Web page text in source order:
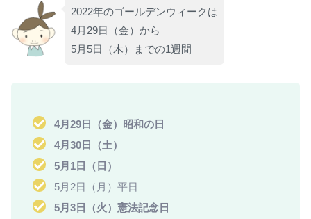
2022年のゴールデンウィークは
4月29日（金）から
5月5日（木）までの1週間
4月29日（金）昭和の日
4月30日（土）
5月1日（日）
5月2日（月）平日
5月3日（火）憲法記念日